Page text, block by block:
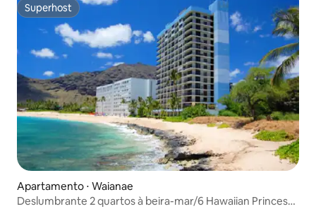
Superhost
Superhost
Apartamento ⋅ Waianae
Deslumbrante 2 quartos à beira-mar/6 Hawaiian Princess